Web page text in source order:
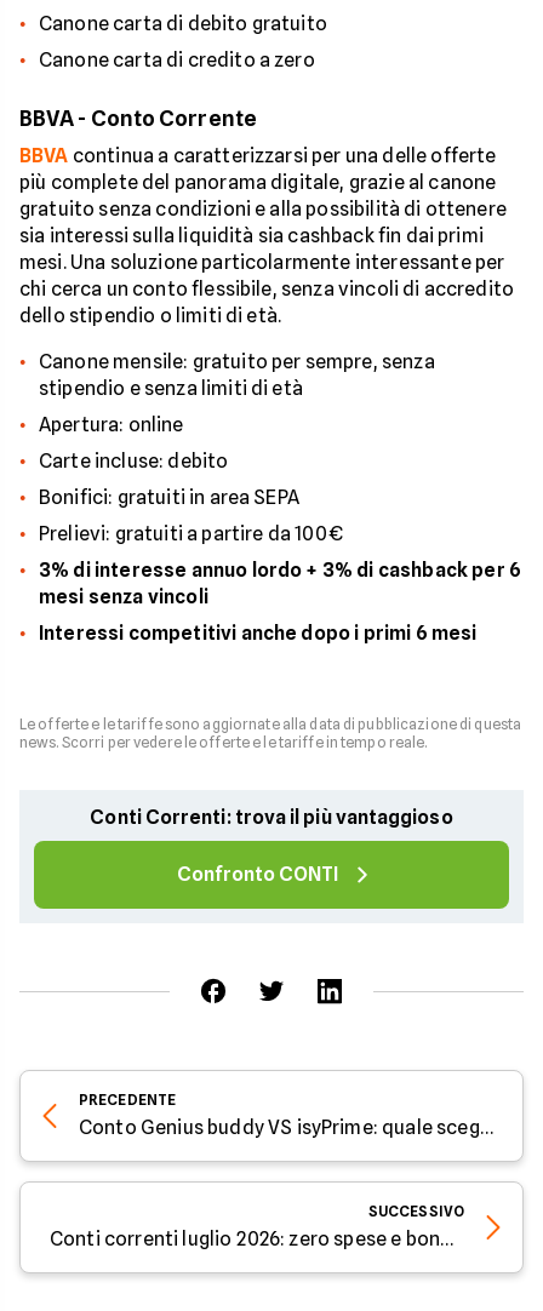
Canone carta di debito gratuito
Canone carta di credito a zero
BBVA - Conto Corrente
BBVA continua a caratterizzarsi per una delle offerte
più complete del panorama digitale, grazie al canone
gratuito senza condizioni e alla possibilità di ottenere
sia interessi sulla liquidità sia cashback fin dai primi
mesi. Una soluzione particolarmente interessante per
chi cerca un conto flessibile, senza vincoli di accredito
dello stipendio o limiti di età.
Canone mensile: gratuito per sempre, senza
stipendio e senza limiti di età
Apertura: online
Carte incluse: debito
Bonifici: gratuiti in area SEPA
Prelievi: gratuiti a partire da 100€
3% di interesse annuo lordo + 3% di cashback per 6
mesi senza vincoli
Interessi competitivi anche dopo i primi 6 mesi
Le offerte e le tariffe sono aggiornate alla data di pubblicazione di questa
news. Scorri per vedere le offerte e le tariffe in tempo reale.
Conti Correnti: trova il più vantaggioso
Confronto CONTI
PRECEDENTE
Conto Genius buddy VS isyPrime: quale scegliere a luglio 2026
SUCCESSIVO
Conti correnti luglio 2026: zero spese e bonus da 200€